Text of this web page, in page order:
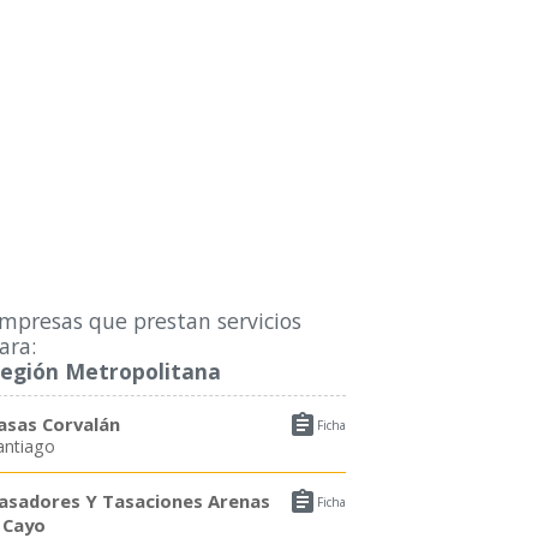
que prestan servicios
Metropolitana
 Ficha
Corvalán
 Ficha
Y Tasaciones Arenas